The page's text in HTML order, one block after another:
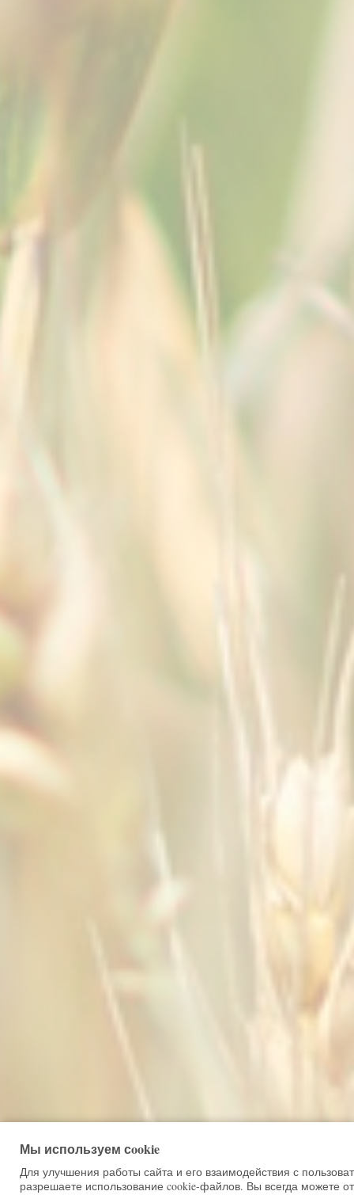
Мы используем сookie
Для улучшения работы сайта и его взаимодействия с
разрешаете использование cookie-файлов. Вы всегда можете